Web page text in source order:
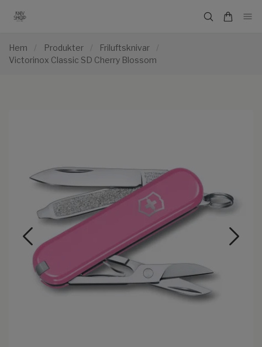
Hem / Produkter / Friluftsknivar
/
Victorinox Classic SD Cherry Blossom